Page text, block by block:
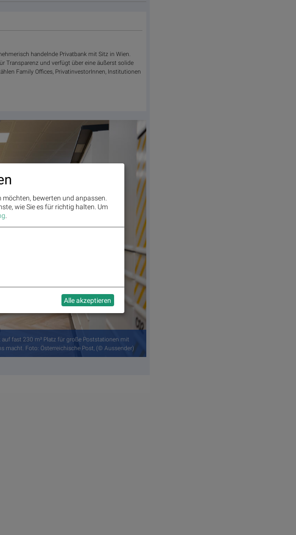
handelnde Privatbank mit Sitz in Wien.
Transparenz und verfügt über eine äußerst solide
Family Offices, PrivatinvestorInnen, Institutionen
fast 230 m² Platz für große Poststationen mit
macht. Foto: Österreichische Post, (© Aussender)
möchten, bewerten und anpassen.
wie Sie es für richtig halten. Um
.
Alle akzeptieren